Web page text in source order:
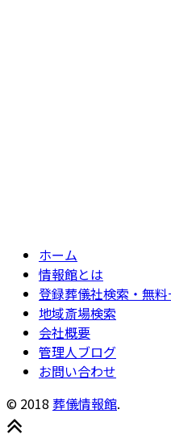
ホーム
情報館とは
登録葬儀社検索・無
地域斎場検索
会社概要
管理人ブログ
お問い合わせ
© 2018 葬儀情報館.